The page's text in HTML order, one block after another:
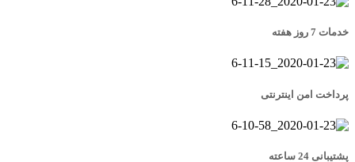
خدمات 7 روز هفته
پرداخت امن اینترنتی
پشتیبانی 24 ساعته